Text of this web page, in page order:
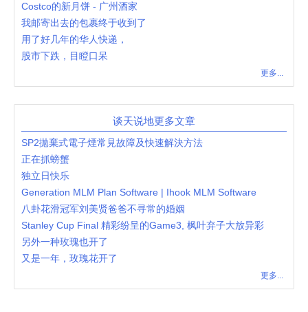
Costco的新月饼 - 广州酒家
我邮寄出去的包裹终于收到了
用了好几年的华人快递，
股市下跌，目瞪口呆
更多...
谈天说地更多文章
SP2拋棄式電子煙常見故障及快速解決方法
正在抓螃蟹
独立日快乐
Generation MLM Plan Software | Ihook MLM Software
八卦花滑冠军刘美贤爸爸不寻常的婚姻
Stanley Cup Final 精彩纷呈的Game3, 枫叶弃子大放异彩
另外一种玫瑰也开了
又是一年，玫瑰花开了
更多...